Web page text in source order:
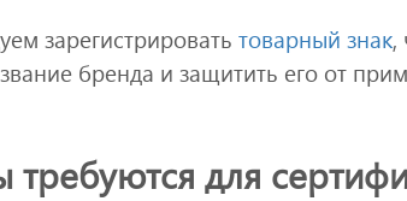
зарегистрировать товарный знак,
бренда и защитить его от
требуются для